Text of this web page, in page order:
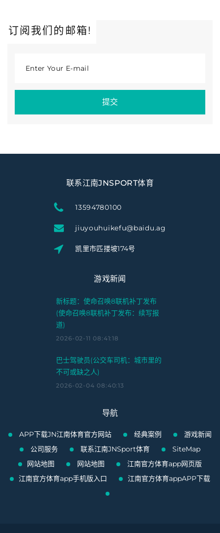
订阅我们的邮箱!
Enter Your E-mail
提交
联系江南JNSPORT体育
13594780100
jiuyouhuikefu@baidu.ag
凯里市匹搂坡174号
游戏新闻
新标题：使命召唤8联机补丁发布
(使命召唤8联机补丁发布：续写报
道)
2026-02-11 08:41:18
巴士驾驶员(公交车司机：城市里的
不可或缺之人)
2026-02-04 08:40:13
导航
APP下载JN江南体育官方网站 经典案例
游戏新闻
公司服务
联系江南JNSport体育
SiteMap
网站地图
网站地图
江南官方体育app网页版
江南官方体育app手机版入口
江南官方体育appAPP下载